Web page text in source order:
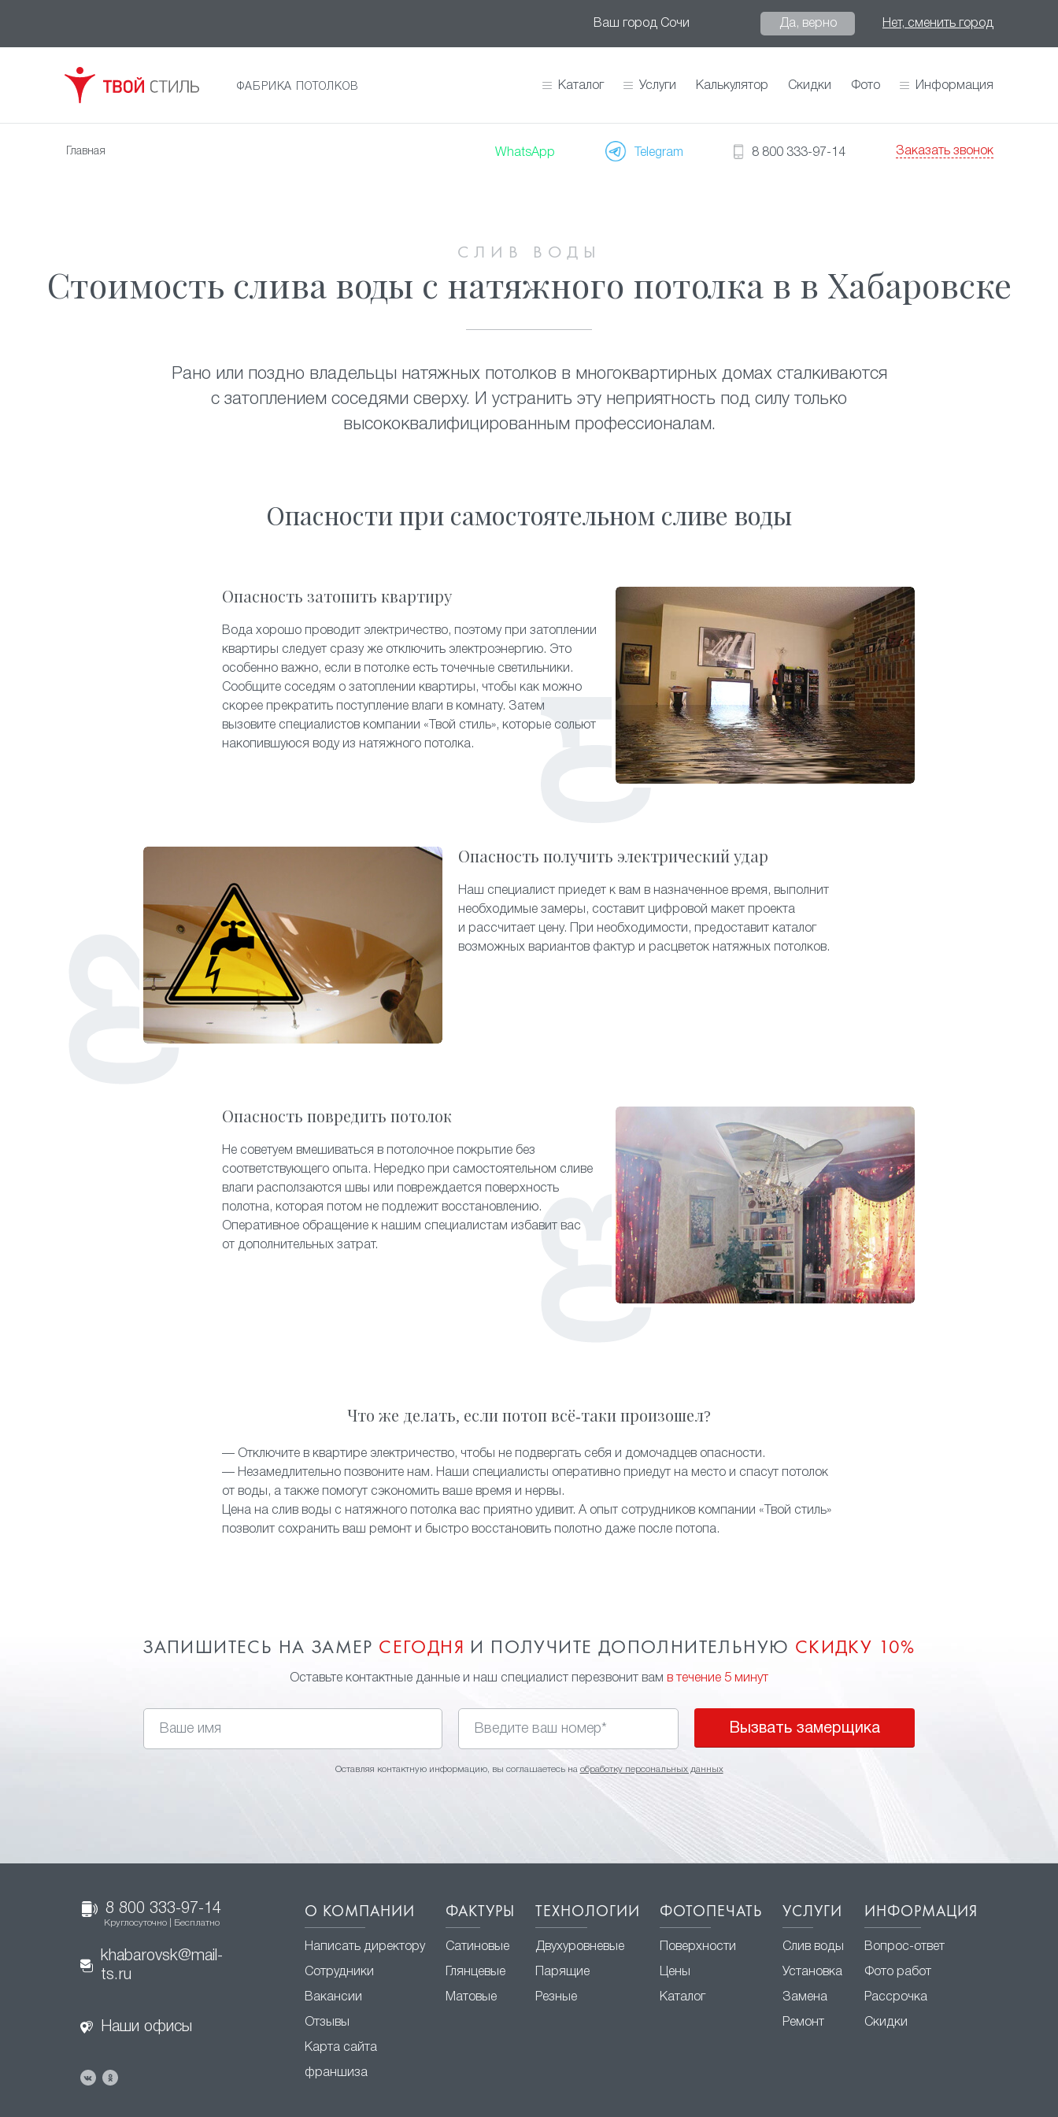
Ваш город Сочи Да, верно Нет, сменить город
ФАБРИКА ПОТОЛКОВ Каталог Услуги Калькулятор Скидки Фото Информация
Главная WhatsApp Telegram 8 800 333-97-14 Заказать звонок
СЛИВ ВОДЫ
Стоимость слива воды с натяжного потолка в в Хабаровске
Рано или поздно владельцы натяжных потолков в многоквартирных домах сталкиваются
с затоплением соседями сверху. И устранить эту неприятность под силу только
высококвалифицированным профессионалам.
Опасности при самостоятельном сливе воды
Опасность затопить квартиру
Вода хорошо проводит электричество, поэтому при затоплении
квартиры следует сразу же отключить электроэнергию. Это
особенно важно, если в потолке есть точечные светильники.
Сообщите соседям о затоплении квартиры, чтобы как можно
скорее прекратить поступление влаги в комнату. Затем
вызовите специалистов компании «Твой стиль», которые сольют
накопившуюся воду из натяжного потолка.
Опасность получить электрический удар
Наш специалист приедет к вам в назначенное время, выполнит
необходимые замеры, составит цифровой макет проекта
и рассчитает цену. При необходимости, предоставит каталог
возможных вариантов фактур и расцветок натяжных потолков.
Опасность повредить потолок
Не советуем вмешиваться в потолочное покрытие без
соответствующего опыта. Нередко при самостоятельном сливе
влаги расползаются швы или повреждается поверхность
полотна, которая потом не подлежит восстановлению.
Оперативное обращение к нашим специалистам избавит вас
от дополнительных затрат.
Что же делать, если потоп всё-таки произошел?
— Отключите в квартире электричество, чтобы не подвергать себя и домочадцев опасности.
— Незамедлительно позвоните нам. Наши специалисты оперативно приедут на место и спасут потолок
от воды, а также помогут сэкономить ваше время и нервы.
Цена на слив воды с натяжного потолка вас приятно удивит. А опыт сотрудников компании «Твой стиль»
позволит сохранить ваш ремонт и быстро восстановить полотно даже после потопа.
ЗАПИШИТЕСЬ НА ЗАМЕР СЕГОДНЯ И ПОЛУЧИТЕ ДОПОЛНИТЕЛЬНУЮ СКИДКУ 10%
Оставьте контактные данные и наш специалист перезвонит вам в течение 5 минут
Вызвать замерщика
Оставляя контактную информацию, вы соглашаетесь на обработку персональных данных
8 800 333-97-14
Круглосуточно | Бесплатно
khabarovsk@mail-
ts.ru
Наши офисы
О КОМПАНИИ
Написать директору
Сотрудники
Вакансии
Отзывы
Карта сайта
франшиза
ФАКТУРЫ
Сатиновые
Глянцевые
Матовые
ТЕХНОЛОГИИ
Двухуровневые
Парящие
Резные
ФОТОПЕЧАТЬ
Поверхности
Цены
Каталог
УСЛУГИ
Слив воды
Установка
Замена
Ремонт
ИНФОРМАЦИЯ
Вопрос-ответ
Фото работ
Рассрочка
Скидки